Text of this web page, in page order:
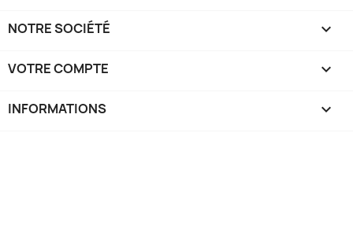
NOTRE SOCIÉTÉ 
VOTRE COMPTE 
INFORMATIONS keyboard_arrow_down